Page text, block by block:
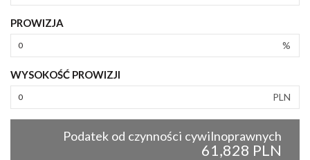
PROWIZJA
%
WYSOKOŚĆ PROWIZJI
PLN
Podatek od czynności cywilnoprawnych
61,828 PLN